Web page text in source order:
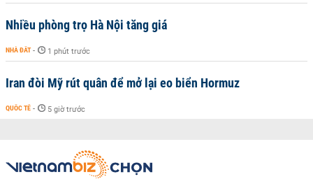
Nhiều phòng trọ Hà Nội tăng giá
NHÀ ĐẤT - 1 phút trước
Iran đòi Mỹ rút quân để mở lại eo biển Hormuz
QUỐC TẾ - 5 giờ trước